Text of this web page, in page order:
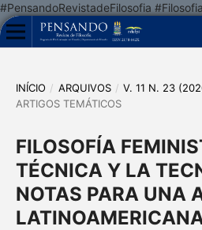
#PensandoRevistadeFilosofia
INÍCIO / ARQUIVOS / V. 11 N. 23
ARTIGOS TEMÁTICOS
FILOSOFÍA
TÉCNICA Y LA
NOTAS PARA UNA